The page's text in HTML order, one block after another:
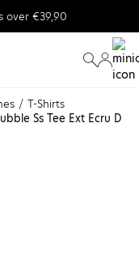
over €39,90
T-Shirts
Ss Tee Ext Ecru D